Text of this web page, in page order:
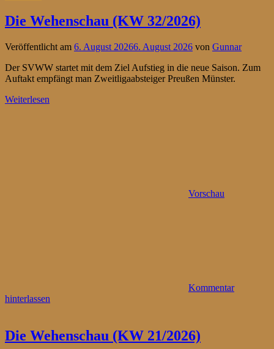
Die Wehenschau (KW 32/2026)
Veröffentlicht am 6. August 20266. August 2026 von Gunnar
Der SVWW startet mit dem Ziel Aufstieg in die neue Saison. Zum
Auftakt empfängt man Zweitligaabsteiger Preußen Münster.
Weiterlesen
Vorschau
Kommentar
hinterlassen
Die Wehenschau (KW 21/2026)